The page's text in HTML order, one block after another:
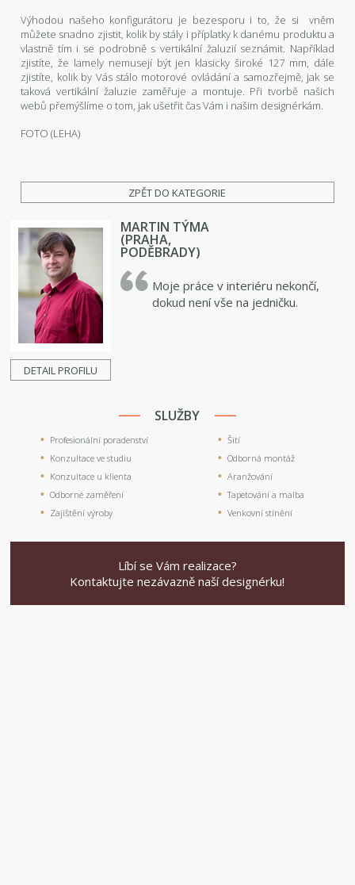
Výhodou našeho konfigurátoru je bezesporu i to, že si vněm
můžete snadno zjistit, kolik by stály i příplatky k danému produktu a
vlastně tím i se podrobně s vertikální žaluzií seznámit. Například
zjistíte, že lamely nemusejí být jen klasicky široké 127 mm, dále
zjistíte, kolik by Vás stálo motorové ovládání a samozřejmě, jak se
taková vertikální žaluzie zaměřuje a montuje. Při tvorbě našich
webů přemýšlíme o tom, jak ušetřit čas Vám i našim designérkám.
FOTO (LEHA)
ZPĚT DO KATEGORIE
DETAIL PROFILU
MARTIN TÝMA
(PRAHA,
PODĚBRADY)
Moje práce v interiéru nekončí,
dokud není vše na jedničku.
SLUŽBY
Profesionální poradenství
Konzultace ve studiu
Konzultace u klienta
Odborné zaměření
Zajištění výroby
Šití
Odborná montáž
Aranžování
Tapetování a malba
Venkovní stínění
Líbí se Vám realizace?
Kontaktujte nezávazně naší designérku!